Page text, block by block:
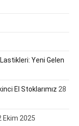
Yeni Gelen
El Stoklarımız 28
Ekim 2025